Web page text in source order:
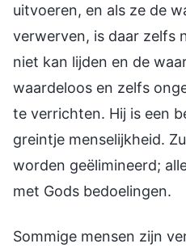
uitvoeren, en als ze de
verwerven, is daar zelfs
niet kan lijden en de
waardeloos en zelfs
te verrichten. Hij is een
greintje menselijkheid.
worden geëlimineerd;
met Gods bedoelingen.
Sommige mensen zijn